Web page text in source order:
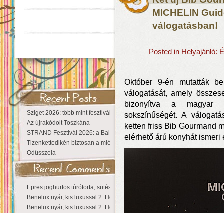
Sziget 2026: több mint fesztivál, egy városnyi élmény
Az újrakódolt Toszkána
STRAND Fesztivál 2026: a Balaton partján a nyár még tart!
Tizenkettedikén biztosan a miénk a Sziget!
Odüsszeia
Epres joghurtos túrótorta, sütés nélkül
Benelux nyár, kis luxussal 2: Hollandia
Benelux nyár, kis luxussal 2: Hollandia
MICHELIN
válogatásban!
Posted in Helyajánló:
Október 9-én mutatták
válogatását, amely
bizonyítva a magyar
sokszínűségét. A
ketten friss Bib Gourmand
elérhető árú konyhát ismeri